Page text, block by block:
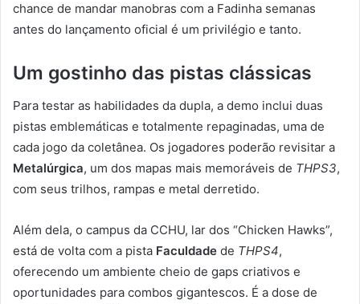
chance de mandar manobras com a Fadinha semanas
antes do lançamento oficial é um privilégio e tanto.
Um gostinho das pistas clássicas
Para testar as habilidades da dupla, a demo inclui duas
pistas emblemáticas e totalmente repaginadas, uma de
cada jogo da coletânea. Os jogadores poderão revisitar a
Metalúrgica, um dos mapas mais memoráveis de THPS3,
com seus trilhos, rampas e metal derretido.
Além dela, o campus da CCHU, lar dos “Chicken Hawks”,
está de volta com a pista Faculdade de THPS4,
oferecendo um ambiente cheio de gaps criativos e
oportunidades para combos gigantescos. É a dose de